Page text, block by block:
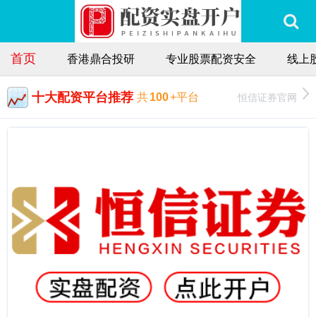
首页 香港鼎合投研 专业股票配资安全 线上
十大配资平台推荐 共100+平台 恒信证券官网